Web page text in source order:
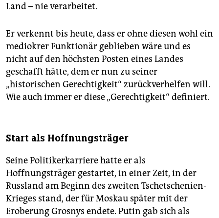
Land – nie verarbeitet.
Er verkennt bis heute, dass er ohne diesen wohl ein
mediokrer Funktionär geblieben wäre und es
nicht auf den höchsten Posten eines Landes
geschafft hätte, dem er nun zu seiner
„historischen Gerechtigkeit“ zurückverhelfen will.
Wie auch immer er diese „Gerechtigkeit“ definiert.
Start als Hoffnungsträger
Seine Politikerkarriere hatte er als
Hoffnungsträger gestartet, in einer Zeit, in der
Russland am Beginn des zweiten Tschetschenien-
Krieges stand, der für Moskau später mit der
Eroberung Grosnys endete. Putin gab sich als